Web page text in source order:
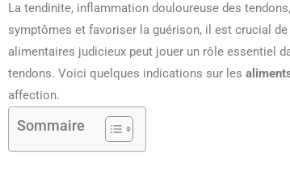
La tendinite, inflammation douloureuse des
symptômes et favoriser la guérison, il est crucial
alimentaires judicieux peut jouer un rôle essentiel
tendons. Voici quelques indications sur les
affection.
Sommaire